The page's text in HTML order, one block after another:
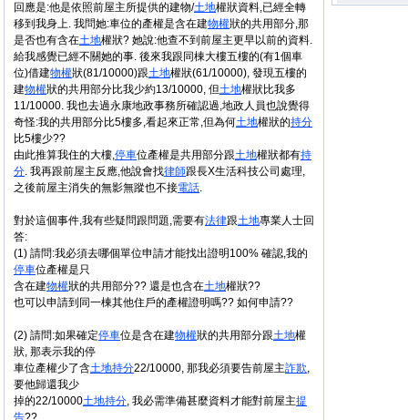
回應是:他是依照前屋主所提供的建物/土地權狀資料,已經全轉
移到我身上. 我問她:車位的產權是含在建物權狀的共用部分,那
是否也有含在土地權狀? 她說:他查不到前屋主更早以前的資料.
給我感覺已經不關她的事. 後來我跟同棟大樓五樓的(有1個車
位)借建物權狀(81/10000)跟土地權狀(61/10000), 發現五樓的
建物權狀的共用部分比我少約13/10000, 但土地權狀比我多
11/10000. 我也去過永康地政事務所確認過,地政人員也說覺得
奇怪:我的共用部分比5樓多,看起來正常,但為何土地權狀的持分
比5樓少??
由此推算我住的大樓,停車位產權是共用部分跟土地權狀都有持
分. 我再跟前屋主反應,他說會找律師跟長X生活科技公司處理,
之後前屋主消失的無影無蹤也不接電話.
對於這個事件,我有些疑問跟問題,需要有法律跟土地專業人士回
答:
(1) 請問:我必須去哪個單位申請才能找出證明100% 確認,我的
停車位產權是只
含在建物權狀的共用部分?? 還是也含在土地權狀??
也可以申請到同一棟其他住戶的產權證明嗎?? 如何申請??
(2) 請問:如果確定停車位是含在建物權狀的共用部分跟土地權
狀, 那表示我的停
車位產權少了含土地持分22/10000, 那我必須要告前屋主詐欺,
要他歸還我少
掉的22/10000土地持分, 我必需準備甚麼資料才能對前屋主提
告??